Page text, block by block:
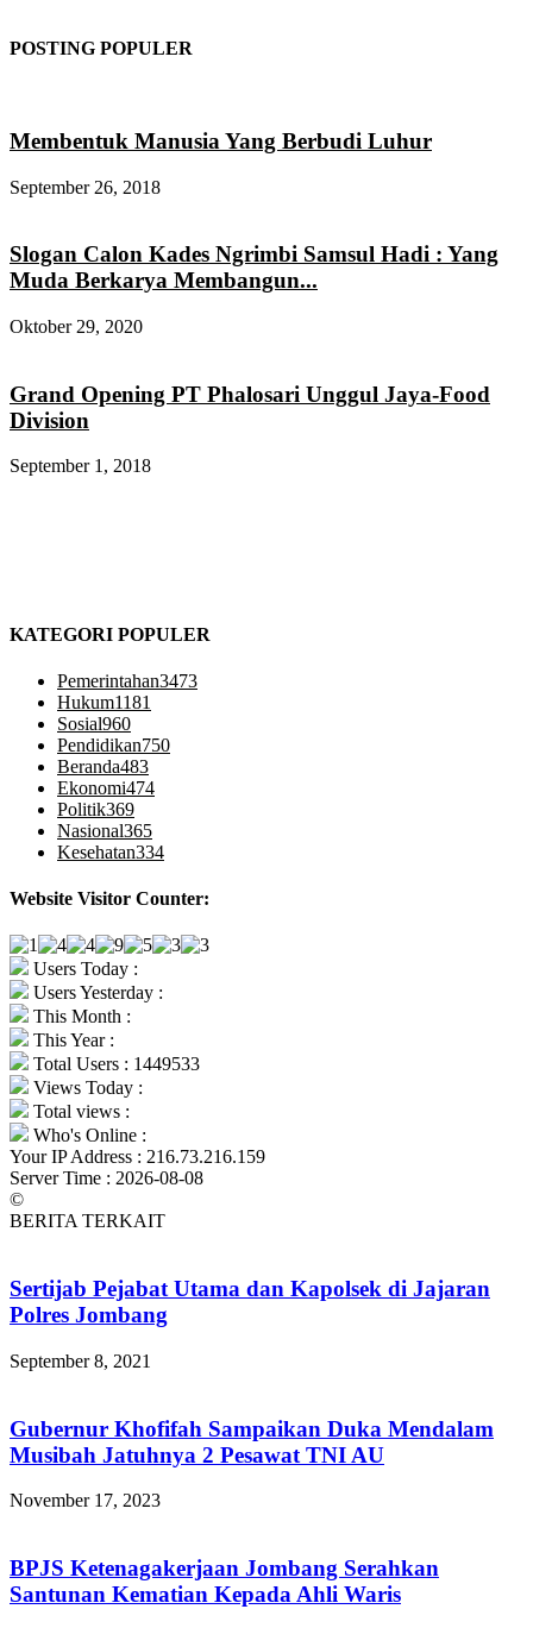
POSTING POPULER
Membentuk Manusia Yang Berbudi Luhur
September 26, 2018
Slogan Calon Kades Ngrimbi Samsul Hadi : Yang
Muda Berkarya Membangun...
Oktober 29, 2020
Grand Opening PT Phalosari Unggul Jaya-Food
Division
September 1, 2018
KATEGORI POPULER
Pemerintahan3473
Hukum1181
Sosial960
Pendidikan750
Beranda483
Ekonomi474
Politik369
Nasional365
Kesehatan334
Website Visitor Counter:
Users Today :
Users Yesterday :
This Month :
This Year :
Total Users : 1449533
Views Today :
Total views :
Who's Online :
Your IP Address : 216.73.216.159
Server Time : 2026-08-08
©
BERITA TERKAIT
Sertijab Pejabat Utama dan Kapolsek di Jajaran
Polres Jombang
September 8, 2021
Gubernur Khofifah Sampaikan Duka Mendalam
Musibah Jatuhnya 2 Pesawat TNI AU
November 17, 2023
BPJS Ketenagakerjaan Jombang Serahkan
Santunan Kematian Kepada Ahli Waris